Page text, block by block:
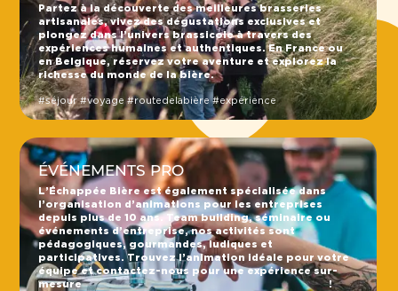
Partez à la découverte des meilleures brasseries
artisanales, vivez des dégustations exclusives et
plongez dans l’univers brassicole à travers des
expériences humaines et authentiques. En France ou
en Belgique, réservez votre aventure et explorez la
richesse du monde de la bière.
#séjour #voyage #routedelabière #expérience
ÉVÉNEMENTS PRO
L’Échappée Bière est également spécialisée dans
l’organisation d’animations pour les entreprises
depuis plus de 10 ans. Team building, séminaire ou
événements d’entreprise, nos activités sont
pédagogiques, gourmandes, ludiques et
participatives. Trouvez l’animation idéale pour votre
équipe et contactez-nous pour une expérience sur-
mesure !